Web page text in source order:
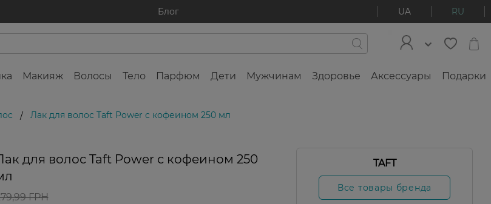
Блог UA RU
Макияж Волосы Тело Парфюм Дети Мужчинам Здоровье Аксессуары Подарки
/ Лак для волос Taft Power с кофеином 250 мл
для волос Taft Power с кофеином 250
ГРН
TAFT
Все товары бренда